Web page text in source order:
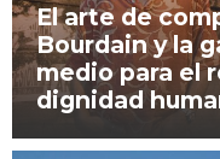
El arte de
Bourdain y la
medio para el
dignidad